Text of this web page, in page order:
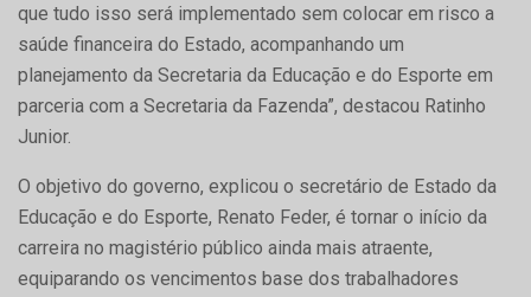
que tudo isso será implementado sem colocar em risco a
saúde financeira do Estado, acompanhando um
planejamento da Secretaria da Educação e do Esporte em
parceria com a Secretaria da Fazenda”, destacou Ratinho
Junior.
O objetivo do governo, explicou o secretário de Estado da
Educação e do Esporte, Renato Feder, é tornar o início da
carreira no magistério público ainda mais atraente,
equiparando os vencimentos base dos trabalhadores